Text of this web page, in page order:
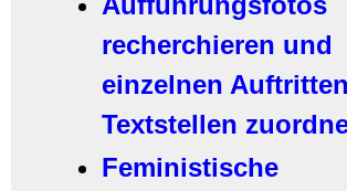
recherchieren und
einzelnen
Textstellen
Feministische